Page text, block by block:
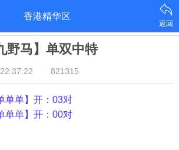
香港精华区
返回
野马】单双中特
821315
单单】开：03对
单单】开：00对